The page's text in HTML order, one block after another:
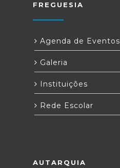
FREGUESIA
Agenda de Eventos
Galeria
Instituições
Rede Escolar
AUTARQUIA